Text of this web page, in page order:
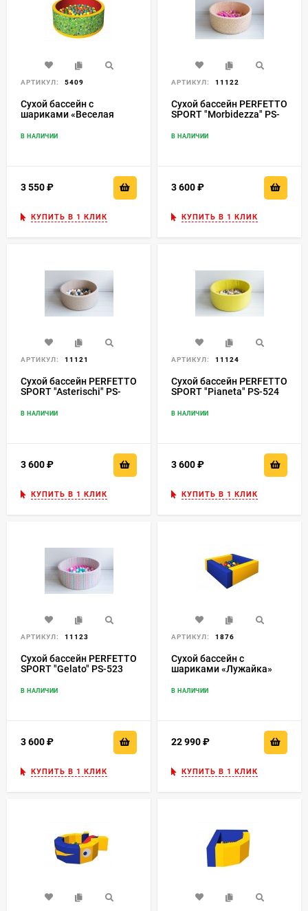
АРТИКУЛ: 5409
Сухой бассейн с
шариками «Веселая
МК-02.51.01
В НАЛИЧИИ
3 550
КУПИТЬ В 1 КЛИК
АРТИКУЛ: 11122
Сухой бассейн PERFETTO
SPORT "Morbidezza" PS-
В НАЛИЧИИ
3 600
КУПИТЬ В 1 КЛИК
АРТИКУЛ: 11121
Сухой бассейн PERFETTO
SPORT "Asterischi" PS-
В НАЛИЧИИ
3 600
КУПИТЬ В 1 КЛИК
АРТИКУЛ: 11124
Сухой бассейн PERFETTO
SPORT "Pianeta" PS-524
В НАЛИЧИИ
3 600
КУПИТЬ В 1 КЛИК
АРТИКУЛ: 11123
Сухой бассейн PERFETTO
SPORT "Gelato" PS-523
В НАЛИЧИИ
3 600
КУПИТЬ В 1 КЛИК
АРТИКУЛ: 1876
Сухой бассейн с
шариками «Лужайка»
В НАЛИЧИИ
22 990
КУПИТЬ В 1 КЛИК